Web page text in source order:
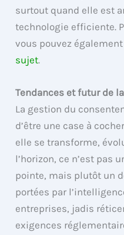
surtout quand elle est
technologie efficiente.
vous pouvez
sujet.
Tendances et futur de
La gestion du
d’être une case à
elle se transforme,
l’horizon, ce n’est pas
pointe, mais plutôt un
portées par
entreprises, jadis
exigences